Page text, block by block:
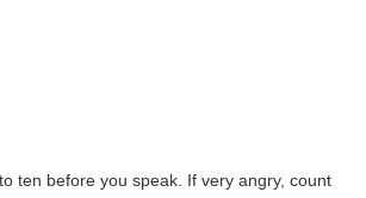
ten before you speak. If very angry, count